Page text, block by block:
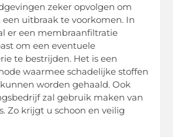
zeker opvolgen om
uitbraak te voorkomen. In
er een membraanfiltratie
om een eventuele
te bestrijden. Het is een
waarmee schadelijke stoffen
worden gehaald. Ook
zal gebruik maken van
Zo krijgt u schoon en veilig